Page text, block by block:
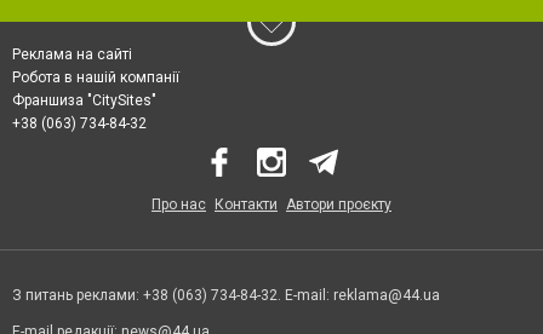
Реклама на сайті
Робота в нашій компанії
Франшиза "CitySites"
+38 (063) 734-84-32
Про нас Контакти Автори проєкту
З питань реклами: +38 (063) 734-84-32. E-mail: reklama@44.ua